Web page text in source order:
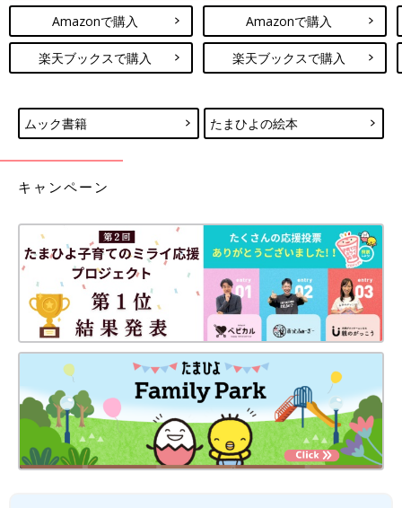
Amazonで購入
楽天ブックスで購入
Amazonで購入
楽天ブックスで購入
ムック書籍 たまひよの絵本
キャンペーン